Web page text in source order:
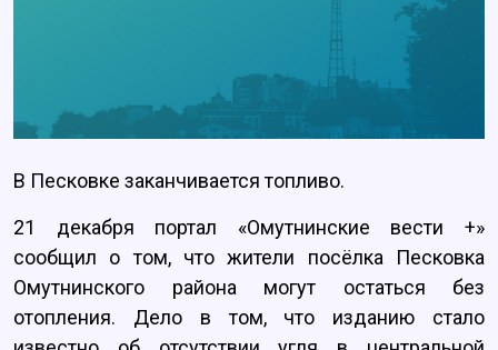
В Песковке заканчивается топливо.
21 декабря портал «Омутнинские вести +»
сообщил о том, что жители посёлка Песковка
Омутнинского района могут остаться без
отопления. Дело в том, что изданию стало